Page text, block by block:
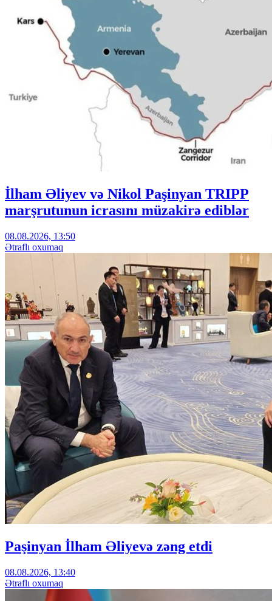
İlham Əliyev və Nikol Paşinyan TRIPP
marşrutunun icrasını müzakirə ediblər
08.08.2026, 13:50
Ətraflı oxumaq
Paşinyan İlham Əliyevə zəng etdi
08.08.2026, 13:40
Ətraflı oxumaq